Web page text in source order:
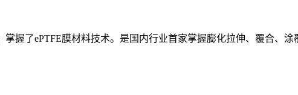
握了ePTFE膜材料技术。是国内行业首家掌握膨化拉伸、覆合、